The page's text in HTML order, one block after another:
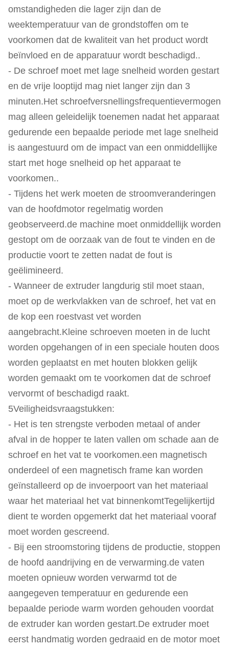
omstandigheden die lager zijn dan de
weektemperatuur van de grondstoffen om te
voorkomen dat de kwaliteit van het product wordt
beïnvloed en de apparatuur wordt beschadigd..
- De schroef moet met lage snelheid worden gestart
en de vrije looptijd mag niet langer zijn dan 3
minuten.Het schroefversnellingsfrequentievermogen
mag alleen geleidelijk toenemen nadat het apparaat
gedurende een bepaalde periode met lage snelheid
is aangestuurd om de impact van een onmiddellijke
start met hoge snelheid op het apparaat te
voorkomen..
- Tijdens het werk moeten de stroomveranderingen
van de hoofdmotor regelmatig worden
geobserveerd.de machine moet onmiddellijk worden
gestopt om de oorzaak van de fout te vinden en de
productie voort te zetten nadat de fout is
geëlimineerd.
- Wanneer de extruder langdurig stil moet staan,
moet op de werkvlakken van de schroef, het vat en
de kop een roestvast vet worden
aangebracht.Kleine schroeven moeten in de lucht
worden opgehangen of in een speciale houten doos
worden geplaatst en met houten blokken gelijk
worden gemaakt om te voorkomen dat de schroef
vervormt of beschadigd raakt.
5Veiligheidsvraagstukken:
- Het is ten strengste verboden metaal of ander
afval in de hopper te laten vallen om schade aan de
schroef en het vat te voorkomen.een magnetisch
onderdeel of een magnetisch frame kan worden
geïnstalleerd op de invoerpoort van het materiaal
waar het materiaal het vat binnenkomtTegelijkertijd
dient te worden opgemerkt dat het materiaal vooraf
moet worden gescreend.
- Bij een stroomstoring tijdens de productie, stoppen
de hoofd aandrijving en de verwarming.de vaten
moeten opnieuw worden verwarmd tot de
aangegeven temperatuur en gedurende een
bepaalde periode warm worden gehouden voordat
de extruder kan worden gestart.De extruder moet
eerst handmatig worden gedraaid en de motor moet